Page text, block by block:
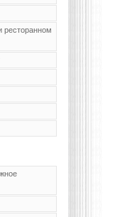
ресторанном